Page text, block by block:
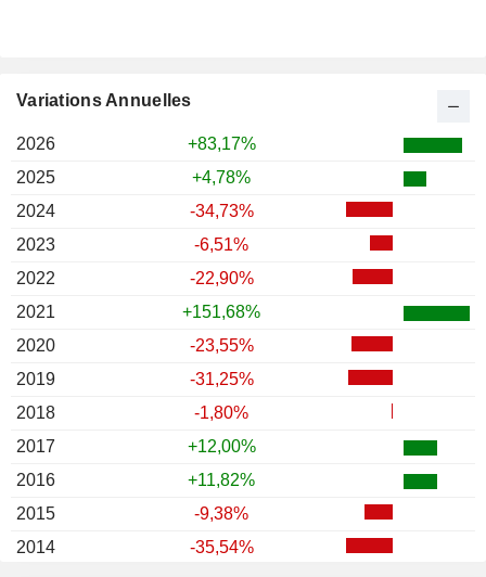
Variations Annuelles
2026
+83,17%
2025
+4,78%
2024
-34,73%
2023
-6,51%
2022
-22,90%
2021
+151,68%
2020
-23,55%
2019
-31,25%
2018
-1,80%
2017
+12,00%
2016
+11,82%
2015
-9,38%
2014
-35,54%